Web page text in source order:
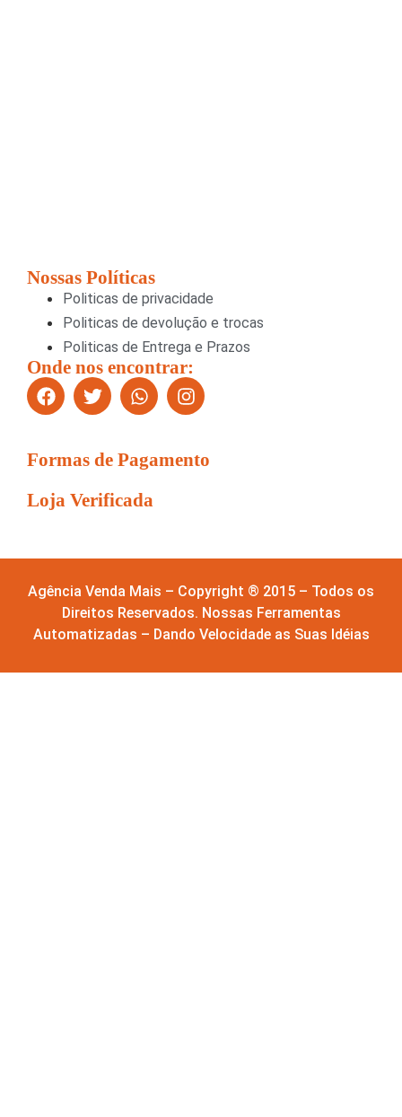
Nossas Políticas
Politicas de privacidade
Politicas de devolução e trocas
Politicas de Entrega e Prazos
Onde nos encontrar:
Formas de Pagamento
Loja Verificada
Agência Venda Mais – Copyright ® 2015 – Todos os
Direitos Reservados. Nossas Ferramentas
Automatizadas – Dando Velocidade as Suas Idéias